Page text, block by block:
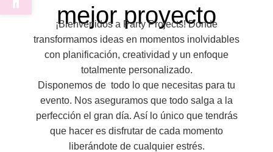
mejor proyecto
¡Bienvenidos a Party Projects! Donde
transformamos ideas en momentos inolvidables
con planificación, creatividad y un enfoque
totalmente personalizado.
Disponemos de todo lo que necesitas para tu
evento. Nos aseguramos que todo salga a la
perfección el gran día. Así lo único que tendrás
que hacer es disfrutar de cada momento
liberándote de cualquier estrés.